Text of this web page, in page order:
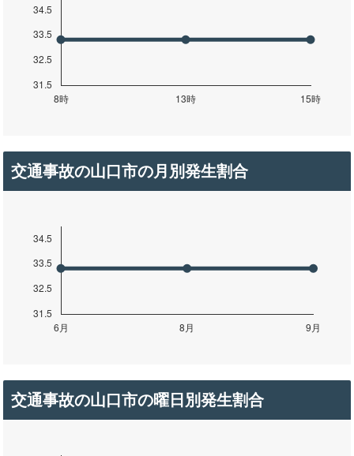
交通事故の山口市の月別発生割合
交通事故の山口市の曜日別発生割合